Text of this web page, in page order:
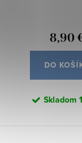
8,90
DO
Skladom